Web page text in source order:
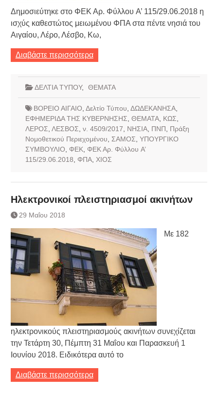
Δημοσιεύτηκε στο ΦΕΚ Αρ. Φύλλου A’ 115/29.06.2018 η
ισχύς καθεστώτος μειωμένου ΦΠΑ στα πέντε νησιά του
Αιγαίου, Λέρο, Λέσβο, Κω,
Διαβάστε περισσότερα
ΔΕΛΤΙΑ ΤΥΠΟΥ, ΘΕΜΑΤΑ
ΒΟΡΕΙΟ ΑΙΓΑΙΟ Δελτίο Τύπου ΔΩΔΕΚΑΝΗΣΑ,
ΕΦΗΜΕΡΙΔΑ ΤΗΣ ΚΥΒΕΡΝΗΣΗΣ ΘΕΜΑΤΑ, ΚΩΣ
ΛΕΡΟΣ ΛΕΣΒΟΣ ν. 4509/2017 ΝΗΣΙΑ, ΠΝΠ
Πράξη
Νομοθετικού Περιεχομένου
ΣΑΜΟΣ ΥΠΟΥΡΓΙΚΟ
ΣΥΜΒΟΥΛΙΟ
ΦΕΚ, ΦΕΚ Αρ. Φύλλου A’
115/29.06.2018
ΦΠΑ, ΧΙΟΣ
Ηλεκτρονικοί πλειστηριασμοί ακινήτων
29 Μαΐου 2018
Με 182
ηλεκτρονικούς πλειστηριασμούς ακινήτων συνεχίζεται
την Τετάρτη 30, Πέμπτη 31 Μαΐου και Παρασκευή 1
Ιουνίου 2018. Ειδικότερα αυτό το
Διαβάστε περισσότερα